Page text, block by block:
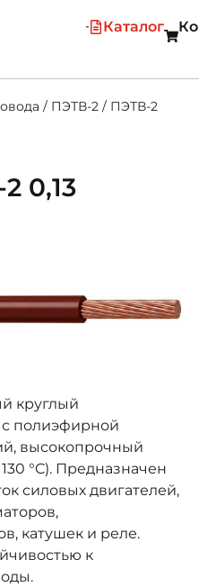
Каталог
/ ПЭТВ-2 / ПЭТВ-2
0,13
круглый
полиэфирной
высокопрочный
°C). Предназначен
силовых двигателей,
катушек и реле.
к